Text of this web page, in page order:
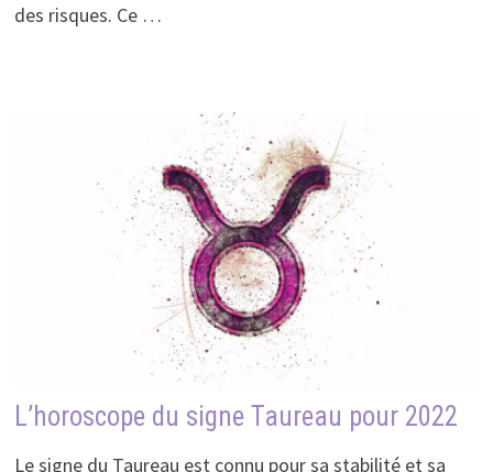
des risques. Ce …
L’horoscope du signe Taureau pour 2022
Le signe du Taureau est connu pour sa stabilité et sa